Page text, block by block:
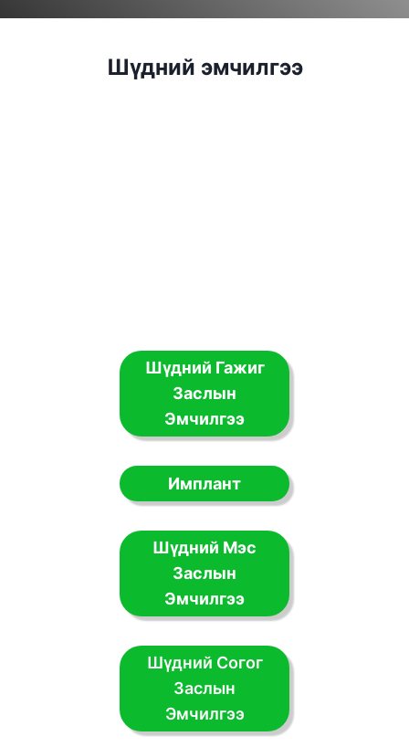
Шүдний эмчилгээ
Шүдний Гажиг
Заслын
Эмчилгээ
Имплант
Шүдний Мэс
Заслын
Эмчилгээ
Шүдний Согог
Заслын
Эмчилгээ